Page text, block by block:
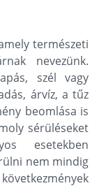
természeti
nevezünk.
szél vagy
árvíz, a tűz
beomlása is
sérüléseket
esetekben
nem mindig